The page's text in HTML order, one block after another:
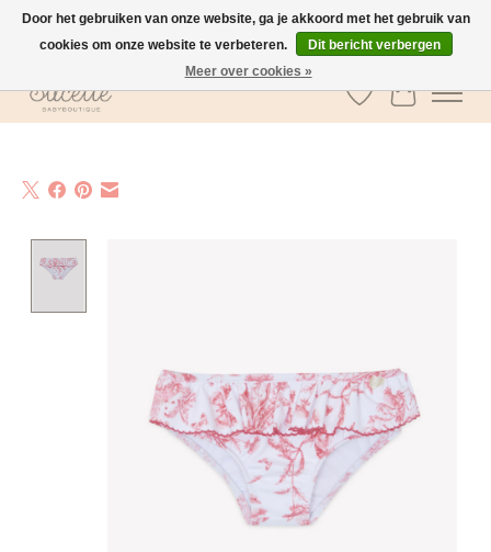
GRATIS verzending vanaf €100 in België
Verlanglijst
Door het gebruiken van onze website, ga je akkoord met het gebruik van
cookies om onze website te verbeteren.
Dit bericht verbergen
Meer over cookies »